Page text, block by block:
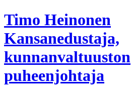
Timo Heinonen
Kansanedustaja,
kunnanvaltuuston
puheenjohtaja